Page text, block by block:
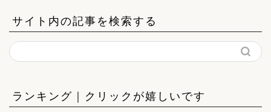
サイト内の記事を検索する
ランキング｜クリックが嬉しいです